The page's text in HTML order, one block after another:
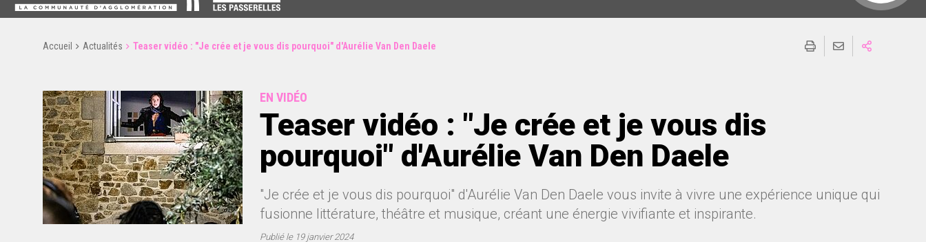
Accueil Actualités Teaser vidéo : "Je crée et je vous dis pourquoi" d'Aurélie Van Den Daele
EN VIDÉO
Teaser vidéo : "Je crée et je vous dis
pourquoi" d'Aurélie Van Den Daele
"Je crée et je vous dis pourquoi" d'Aurélie Van Den Daele vous invite à vivre une expérience unique qui
fusionne littérature, théâtre et musique, créant une énergie vivifiante et inspirante.
Publié le19 janvier 2024